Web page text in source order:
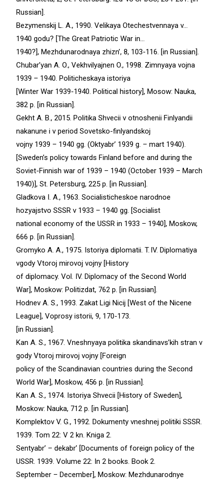
Russian].
Bezymenskij L. A., 1990. Velikaya Otechestvennaya v…
1940 godu? [The Great Patriotic War in…
1940?], Mezhdunarodnaya zhizn’, 8, 103-116. [in Russian].
Chubar’yan A. O., Vekhvilyajnen O., 1998. Zimnyaya vojna
1939 – 1940. Politicheskaya istoriya
[Winter War 1939-1940. Political history], Mosow: Nauka,
382 p. [in Russian].
Gekht A. B., 2015. Politika Shvecii v otnoshenii Finlyandii
nakanune i v period Sovetsko-finlyandskoj
vojny 1939 – 1940 gg. (Oktyabr’ 1939 g. – mart 1940).
[Sweden’s policy towards Finland before and during the
Soviet-Finnish war of 1939 – 1940 (October 1939 – March
1940)], St. Petersburg, 225 p. [in Russian].
Gladkova I. A., 1963. Socialisticheskoe narodnoe
hozyajstvo SSSR v 1933 – 1940 gg. [Socialist
national economy of the USSR in 1933 – 1940], Moskow,
666 p. [in Russian].
Gromyko A. A., 1975. Istoriya diplomatii. T. IV. Diplomatiya
vgody Vtoroj mirovoj vojny [History
of diplomacy. Vol. IV. Diplomacy of the Second World
War], Moskow: Politizdat, 762 p. [in Russian].
Hodnev A. S., 1993. Zakat Ligi Nicij [West of the Nicene
League], Voprosy istorii, 9, 170-173.
[in Russian].
Kan A. S., 1967. Vneshnyaya politika skandinavs’kih stran v
gody Vtoroj mirovoj vojny [Foreign
policy of the Scandinavian countries during the Second
World War], Moskow, 456 p. [in Russian].
Kan A. S., 1974. Istoriya Shvecii [History of Sweden],
Moskow: Nauka, 712 p. [in Russian].
Komplektov V. G., 1992. Dokumenty vneshnej politiki SSSR.
1939. Tom 22: V 2 kn. Kniga 2.
Sentyabr’ – dekabr’ [Documents of foreign policy of the
USSR. 1939. Volume 22: In 2 books. Book 2.
September – December], Moskow: Mezhdunarodnye